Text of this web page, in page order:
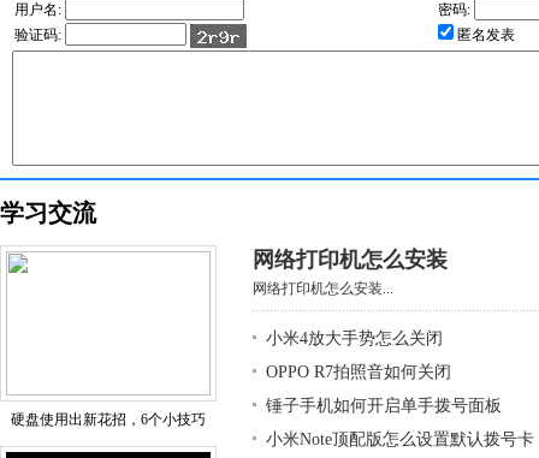
用户名:
密码:
验证码:
匿名发表
学习交流
硬盘使用出新花招，6个小技巧
网络打印机怎么安装
网络打印机怎么安装...
小米4放大手势怎么关闭
OPPO R7拍照音如何关闭
锤子手机如何开启单手拨号面板
小米Note顶配版怎么设置默认拨号卡